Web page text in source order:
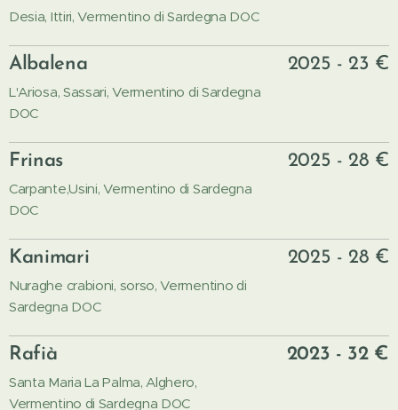
Desia, Ittiri, Vermentino di Sardegna DOC
Albalena
L'Ariosa, Sassari, Vermentino di Sardegna
DOC
2025 - 23 €
Frinas
Carpante,Usini, Vermentino di Sardegna
DOC
2025 - 28 €
Kanimari
Nuraghe crabioni, sorso, Vermentino di
Sardegna DOC
2025 - 28 €
Rafià
Santa Maria La Palma, Alghero,
Vermentino di Sardegna DOC
2023 - 32 €